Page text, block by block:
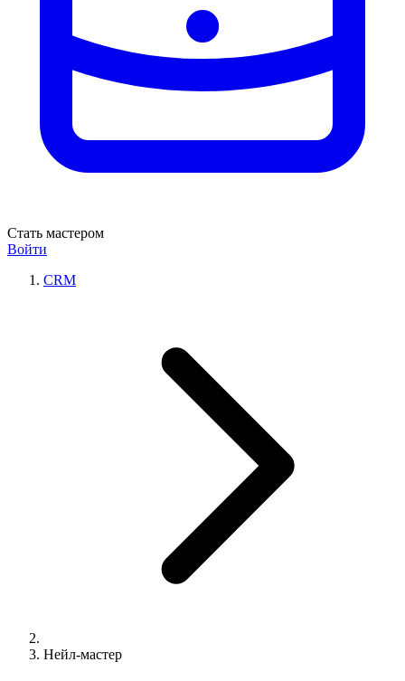
Стать мастером
Войти
CRM
Нейл-мастер